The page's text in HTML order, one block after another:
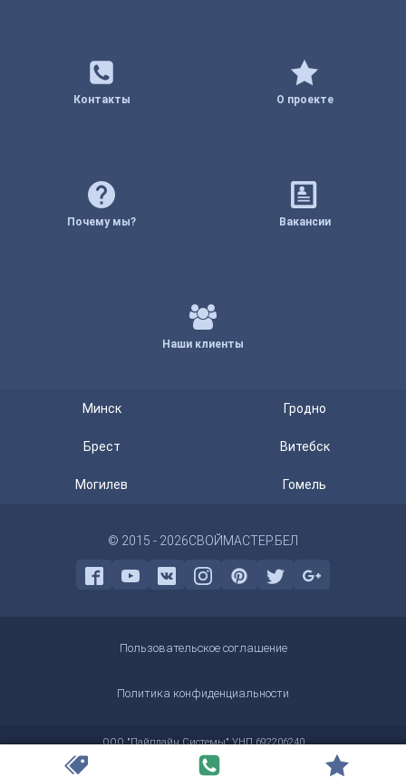
Контакты О проекте
Почему мы? Вакансии
Наши клиенты
Минск Гродно
Брест Витебск
Могилев Гомель
© 2015 - 2026СВОЙМАСТЕР.БЕЛ
Пользовательское соглашение
Политика конфиденциальности
ООО "Пайплайн Системы" УНП 692206240
г. Минск пр. Машерова 25/3